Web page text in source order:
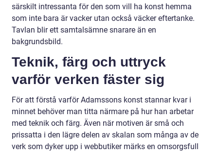
särskilt intressanta för den som vill ha konst hemma
som inte bara är vacker utan också väcker eftertanke.
Tavlan blir ett samtalsämne snarare än en
bakgrundsbild.
Teknik, färg och uttryck
varför verken fäster sig
För att förstå varför Adamssons konst stannar kvar i
minnet behöver man titta närmare på hur han arbetar
med teknik och färg. Även när motiven är små och
prissatta i den lägre delen av skalan som många av de
verk som dyker upp i webbutiker märks en omsorgsfull